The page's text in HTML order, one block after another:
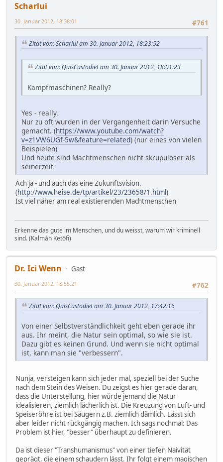
Scharlui
#761
30. Januar 2012, 18:38:01
Zitat von: Scharlui am 30. Januar 2012, 18:23:52
Zitat von: QuisCustodiet am 30. Januar 2012, 18:01:23
Kampfmaschinen? Really?
Yes - really.
Nur zu oft wurden in der Vergangenheit darin Versuche
gemacht. (https://www.youtube.com/watch?
v=z1VW6UGf-5w&feature=related) (nur eines von vielen
Beispielen)
Und heute sind Machtmenschen nicht skrupulöser als
seinerzeit
Ach ja - und auch das eine Zukunftsvision.
(http://www.heise.de/tp/artikel/23/23658/1.html)
Ist viel näher am real existierenden Machtmenschen
Erkenne das gute im Menschen, und du weisst, warum wir kriminell
sind. (Kalmàn Ketöfi)
Dr. Ici Wenn
Gast
#762
30. Januar 2012, 18:55:21
Zitat von: QuisCustodiet am 30. Januar 2012, 17:42:16
Von einer Selbstverständlichkeit geht eben gerade ihr
aus. Ihr meint, die Natur sein optimal, so wie sie ist.
Dazu gibt es keinen Grund. Und wenn sie nicht optimal
ist, kann man sie "verbessern".
Nunja, versteigen kann sich jeder mal, speziell bei der Suche
nach dem Stein des Weisen. Du zeigst es hier gerade daran,
dass die Unterstellung, hier würde jemand die Natur
idealisieren, ziemlich lächerlich ist. Die Kreuzung von Luft- und
Speiseröhre ist bei Säugern z.B. ziemlich dämlich. Lässt sich
aber leider nicht rückgängig machen. Ich sags nochmal: Das
Problem ist hier, "besser" überhaupt zu definieren.
Da ist dieser "Transhumanismus" von einer tiefen Naivität
geprägt, die einem schaudern lässt. Ihr folgt einem magischen